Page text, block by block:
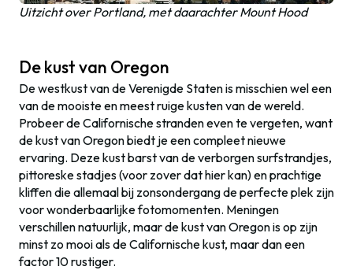
Uitzicht over Portland, met daarachter Mount Hood
De kust van Oregon
De westkust van de Verenigde Staten is misschien wel een
van de mooiste en meest ruige kusten van de wereld.
Probeer de Californische stranden even te vergeten, want
de kust van Oregon biedt je een compleet nieuwe
ervaring. Deze kust barst van de verborgen surfstrandjes,
pittoreske stadjes (voor zover dat hier kan) en prachtige
kliffen die allemaal bij zonsondergang de perfecte plek zijn
voor wonderbaarlijke fotomomenten. Meningen
verschillen natuurlijk, maar de kust van Oregon is op zijn
minst zo mooi als de Californische kust, maar dan een
factor 10 rustiger.